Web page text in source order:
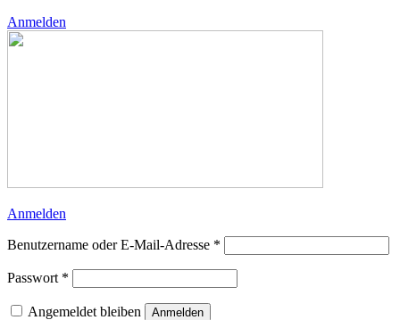
Anmelden
Anmelden
Benutzername oder E-Mail-Adresse *
Passwort *
Angemeldet bleiben Anmelden